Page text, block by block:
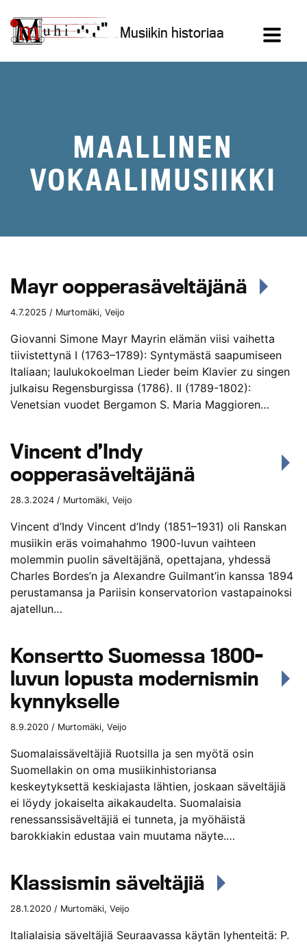
sisältöön
Musiikin historiaa
MAALLINEN
VOKAALIMUSIIKKI
Mayr oopperasäveltäjänä
4.7.2025 / Murtomäki, Veijo
Giovanni Simone Mayr Mayrin elämän viisi vaihetta
tiivistettynä I (1763–1789): Syntymästä saapumiseen
Italiaan; laulukokoelman Lieder beim Klavier zu singen
julkaisu Regensburgissa (1786). II (1789-1802):
Venetsian vuodet Bergamon S. Maria Maggioren…
Vincent d’Indy
oopperasäveltäjänä
28.3.2024 / Murtomäki, Veijo
Vincent d’Indy Vincent d’Indy (1851–1931) oli Ranskan
musiikin eräs voimahahmo 1900-luvun vaihteen
molemmin puolin säveltäjänä, opettajana, yhdessä
Charles Bordes’n ja Alexandre Guilmant’in kanssa 1894
perustamansa ja Pariisin konservatorion vastapainoksi
ajatellun…
Konsertto Suomessa 1800-
luvun lopusta modernismin
kynnykselle
8.9.2020 / Murtomäki, Veijo
Suomalaissäveltäjiä Ruotsilla ja sen myötä osin
Suomellakin on oma musiikinhistoriansa
keskeytyksettä keskiajasta lähtien, joskaan säveltäjiä
ei löydy jokaiselta aikakaudelta. Suomalaisia
renessanssisäveltäjiä ei tunneta, ja myöhäistä
barokkiakin edustaa vain muutama näyte.…
Klassismin säveltäjiä
28.1.2020 / Murtomäki, Veijo
Italialaisia säveltäjiä Seuraavassa käytän lyhenteitä: P.